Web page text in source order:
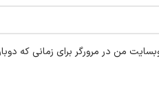
من در مرورگر برای زمانی که